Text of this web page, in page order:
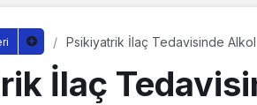
Psikiyatrik İlaç Tedavisinde Alkol
İlaç